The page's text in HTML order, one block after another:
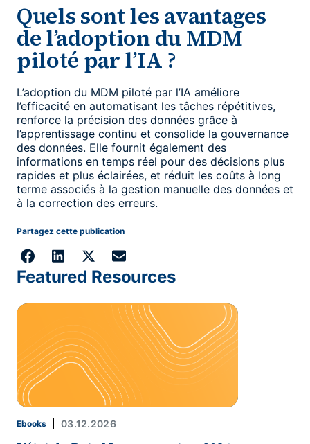
Quels sont les avantages
de l’adoption du MDM
piloté par l’IA ?
L’adoption du MDM piloté par l’IA améliore
l’efficacité en automatisant les tâches répétitives,
renforce la précision des données grâce à
l’apprentissage continu et consolide la gouvernance
des données. Elle fournit également des
informations en temps réel pour des décisions plus
rapides et plus éclairées, et réduit les coûts à long
terme associés à la gestion manuelle des données et
à la correction des erreurs.
Partagez cette publication
Featured Resources
Ebooks 03.12.2026